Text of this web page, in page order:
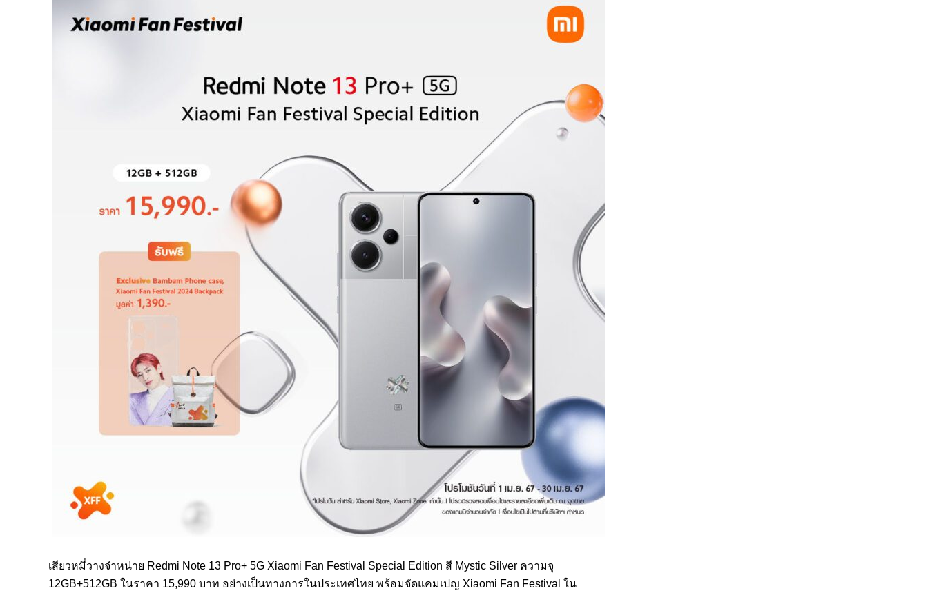
เสียวหมี่วางจำหน่าย Redmi Note 13 Pro+ 5G Xiaomi Fan Festival Special Edition สี Mystic Silver ความจุ
12GB+512GB ในราคา 15,990 บาท อย่างเป็นทางการในประเทศไทย พร้อมจัดแคมเปญ Xiaomi Fan Festival ใน